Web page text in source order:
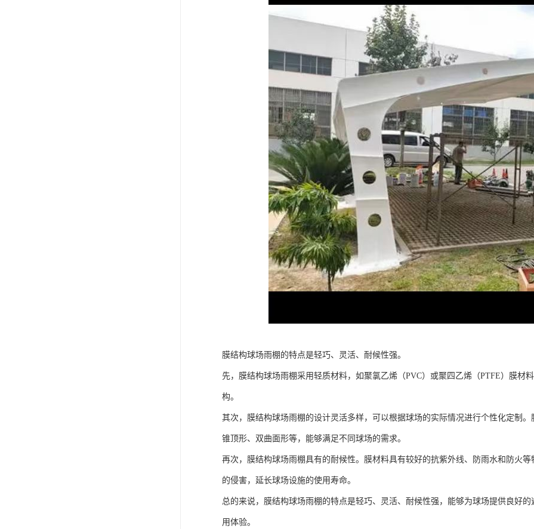
膜结构球场雨棚的特点是轻巧、灵活、耐候性强。
先，膜结构球场雨棚采用轻质材料，如聚氯乙烯（PVC）或聚四乙烯（PTFE）膜材
构。
其次，膜结构球场雨棚的设计灵活多样，可以根据球场的实际情况进行个性化定制。
锥顶形、双曲面形等，能够满足不同球场的需求。
再次，膜结构球场雨棚具有的耐候性。膜材料具有较好的抗紫外线、防雨水和防火
的侵害，延长球场设施的使用寿命。
总的来说，膜结构球场雨棚的特点是轻巧、灵活、耐候性强，能够为球场提供良好
用体验。